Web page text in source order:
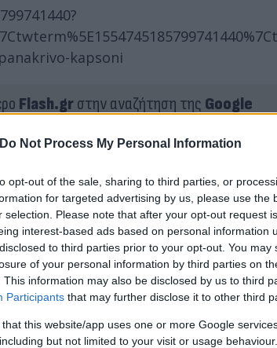
Do Not Process My Personal Information
opt-out of the sale, sharing to third parties, or
for targeted advertising by us, please use the
selection. Please note that after your opt-out request
interest-based ads based on personal information
to third parties prior to your opt-out. You
of your personal information by third parties on
This information may also be disclosed by us to third
Participants that may further disclose it to other third
that this website/app uses one or more Google
but not limited to your visit or usage
kapsoni
Flash.grστην αναζήτηση της Google